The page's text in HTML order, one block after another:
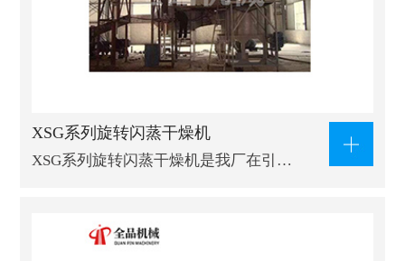
XSG系列旋转闪蒸干燥机
XSG系列旋转闪蒸干燥机是我厂在引…